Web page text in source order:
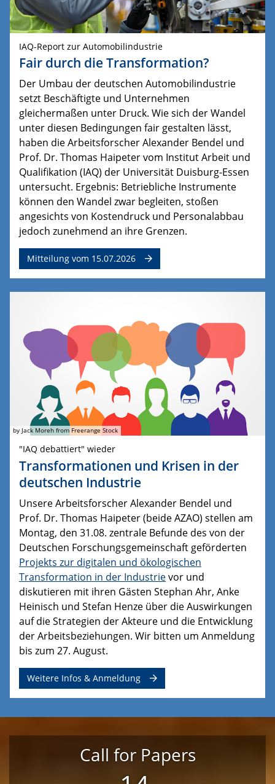
IAQ-Report zur Automobilindustrie
Fair durch die Transformation?
Der Umbau der deutschen Automobilindustrie
setzt Beschäftigte und Unternehmen
gleichermaßen unter Druck. Wie sich der Wandel
unter diesen Bedingungen fair gestalten lässt,
haben die Arbeitsforscher Alexander Bendel und
Prof. Dr. Thomas Haipeter vom Institut Arbeit und
Qualifikation (IAQ) der Universität Duisburg-Essen
untersucht. Ergebnis: Betriebliche Instrumente
können den Wandel zwar begleiten, stoßen
angesichts von Kostendruck und Personalabbau
jedoch zunehmend an ihre Grenzen.
Mitteilung vom 15.07.2026
by Jack Moreh from Freerange Stock
"IAQ debattiert" wieder
Transformationen und Krisen in der
deutschen Industrie
Unsere Arbeitsforscher Alexander Bendel und
Prof. Dr. Thomas Haipeter (beide AZAO) stellen am
Montag, den 31.08. zentrale Befunde des von der
Deutschen Forschungsgemeinschaft geförderten
Projekts zur digitalen und ökologischen
Transformation in der Industrievor und
diskutieren mit ihren Gästen Stephan Ahr, Anke
Heinisch und Stefan Henze über die Auswirkungen
auf die Strategien der Akteure und die Entwicklung
der Arbeitsbeziehungen. Wir bitten um Anmeldung
bis zum 27. August.
Weitere Infos & Anmeldung
Call for Papers